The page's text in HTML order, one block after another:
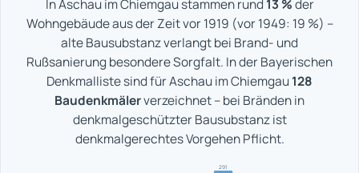
In Aschau im Chiemgau stammen rund 13 %der
Wohngebäude aus der Zeit vor 1919 (vor 1949: 19 %) –
alte Bausubstanz verlangt bei Brand- und
Rußsanierung besondere Sorgfalt. In der Bayerischen
Denkmalliste sind für Aschau im Chiemgau128
Baudenkmälerverzeichnet – bei Bränden in
denkmalgeschützter Bausubstanz ist
denkmalgerechtes Vorgehen Pflicht.
291